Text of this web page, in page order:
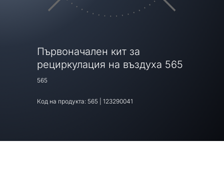
Първоначален кит за
рециркулация на въздуха 565
565
Код на продукта: 565 123290041